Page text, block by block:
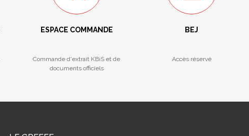
ESPACE COMMANDE
Commande d'extrait KBiS et de
documents officiels
BEJ
Accès réservé